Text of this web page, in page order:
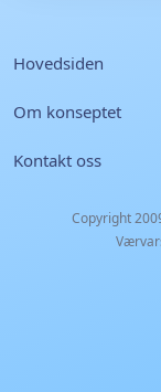
Hovedsiden
Om konseptet
Kontakt oss
Copyright